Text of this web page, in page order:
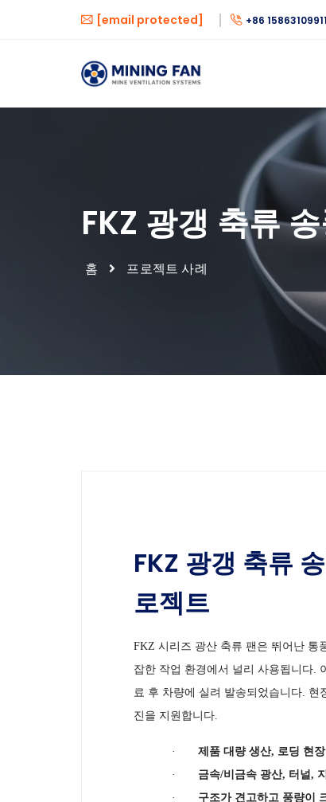
[email protected] +86 15863109911
FKZ 광갱 축류
홈 프로젝트 사례
FKZ 광갱 축류
로젝트
FKZ 시리즈 광산 축류 팬은 뛰어난 통
잡한 작업 환경에서 널리 사용됩니다.
료 후 차량에 실려 발송되었습니다.
진을 지원합니다.
· 제품 대량 생산, 로딩 현
·
금속/비금속 광산, 터널,
·
구조가 견고하고 풍량이